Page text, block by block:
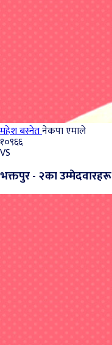
महेश बस्नेतनेकपा एमाले
१०९६६
VS
भक्तपुर - २का उम्मेदवारहरू